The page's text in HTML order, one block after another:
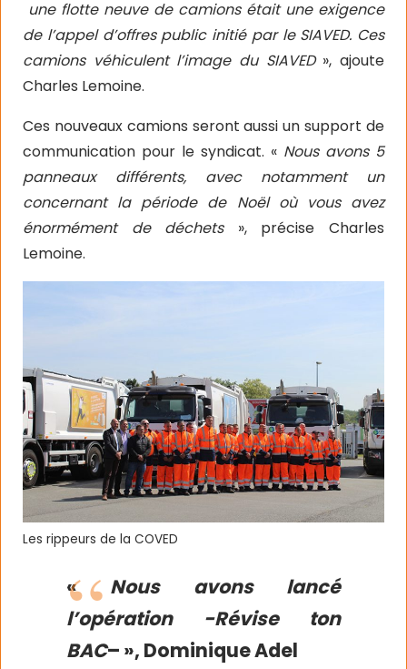
une flotte neuve de camions était une exigence
de l’appel d’offres public initié par le SIAVED. Ces
camions véhiculent l’image du SIAVED», ajoute
Charles Lemoine.
Ces nouveaux camions seront aussi un support de
communication pour le syndicat. « Nous avons 5
panneaux différents, avec notamment un
concernant la période de Noël où vous avez
énormément de déchets », précise Charles
Lemoine.
Les rippeurs de la COVED
« Nous avons lancé
l’opération -Révise ton
BAC– », Dominique Adel